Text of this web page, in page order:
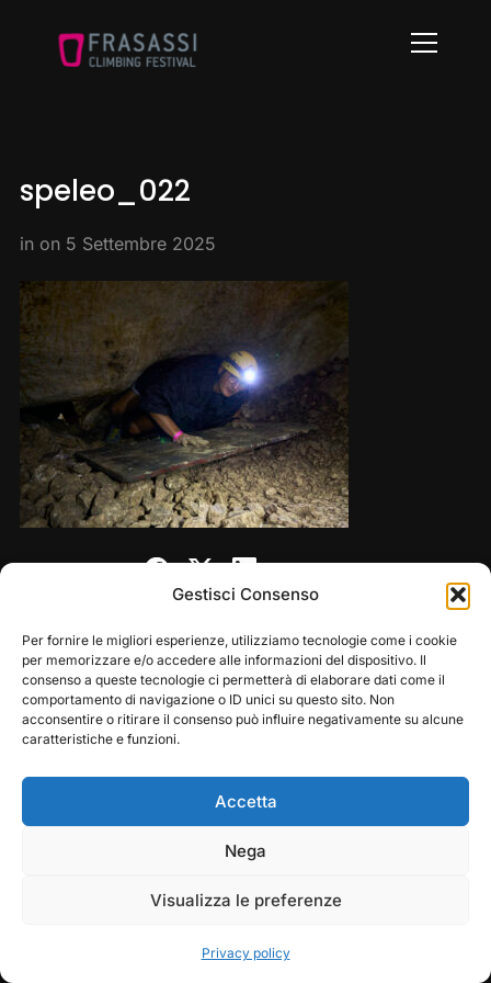
Gestisci Consenso
Per fornire le migliori esperienze, utilizziamo tecnologie come i cookie
per memorizzare e/o accedere alle informazioni del dispositivo. Il
consenso a queste tecnologie ci permetterà di elaborare dati come il
comportamento di navigazione o ID unici su questo sito. Non
acconsentire o ritirare il consenso può influire negativamente su alcune
caratteristiche e funzioni.
Accetta
Nega
Visualizza le preferenze
Privacy policy
Info
speleo_022
in on 5 Settembre 2025
Share this:
Copyright © 2026 — Frasassi Climbing Festival. All
Designed byWPZOOM